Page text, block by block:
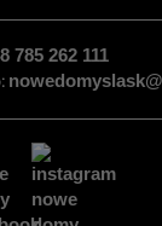
785 262 111